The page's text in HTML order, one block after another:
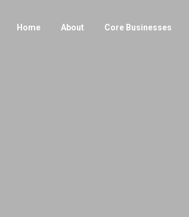
Home About Core Businesses